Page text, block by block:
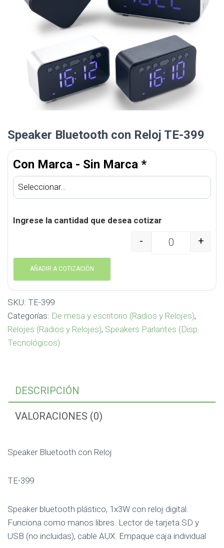
Speaker Bluetooth con Reloj TE-399
Con Marca - Sin Marca *
Ingrese la cantidad que desea cotizar
Speaker Bluetooth
- +
AÑADIR A COTIZACIÓN
SKU: TE-399
Categorías: De mesa y escritorio (Radios y Relojes),
Relojes (Radios y Relojes), Speakers Parlantes (Disp.
Tecnológicos)
DESCRIPCIÓN
VALORACIONES (0)
Speaker Bluetooth con Reloj
TE-399
Speaker bluetooth plástico, 1x3W con reloj digital.
Funciona como manos libres. Lector de tarjeta SD y
USB (no incluidas), cable AUX. Empaque caja individual